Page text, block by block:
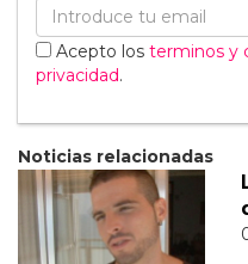
Acepto los terminos y
privacidad.
Noticias relacionadas